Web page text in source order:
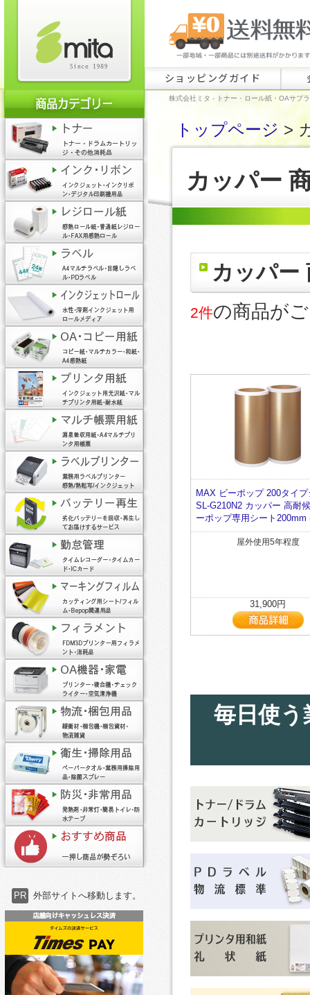
PR 外部サイトへ移動します。
ショッピングガイド
株式会社ミタ - トナー・ロール紙・OAサプ
トップページ>
カッパー
カッパー
2件の商品が
MAX ビーポップ 200タイプ
SL-G210N2 カッパー 高耐
ーポップ専用シート200mm
屋外使用5年程度
31,900円
毎日使う